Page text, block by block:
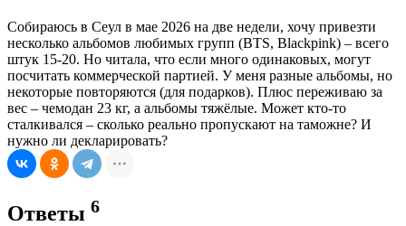
Собираюсь в Сеул в мае 2026 на две недели, хочу привезти
несколько альбомов любимых групп (BTS, Blackpink) – всего
штук 15-20. Но читала, что если много одинаковых, могут
посчитать коммерческой партией. У меня разные альбомы, но
некоторые повторяются (для подарков). Плюс переживаю за
вес – чемодан 23 кг, а альбомы тяжёлые. Может кто-то
сталкивался – сколько реально пропускают на таможне? И
нужно ли декларировать?
Ответы 6